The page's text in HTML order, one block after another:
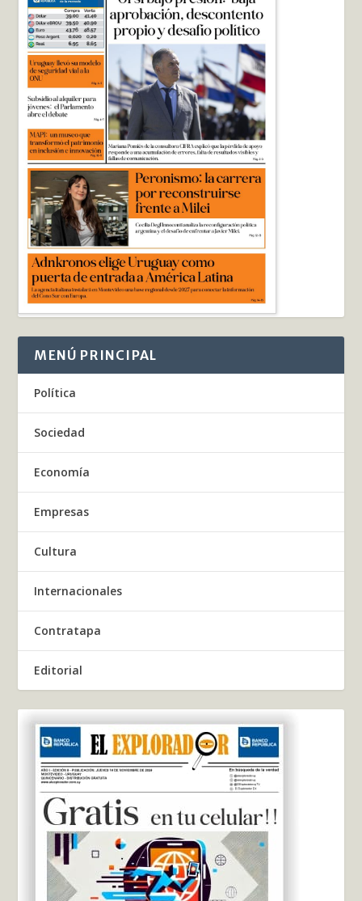
MENÚ PRINCIPAL
Política
Sociedad
Economía
Empresas
Cultura
Internacionales
Contratapa
Editorial